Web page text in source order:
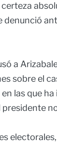
a
sobre el
las que